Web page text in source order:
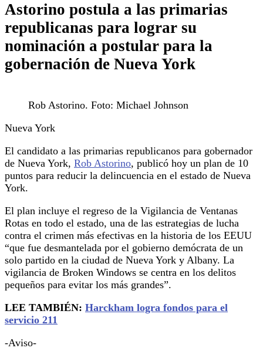
Astorino postula a las primarias
republicanas para lograr su
nominación a postular para la
gobernación de Nueva York
Rob Astorino. Foto: Michael Johnson
Nueva York
El candidato a las primarias republicanos para gobernador
de Nueva York, Rob Astorino, publicó hoy un plan de 10
puntos para reducir la delincuencia en el estado de Nueva
York.
El plan incluye el regreso de la Vigilancia de Ventanas
Rotas en todo el estado, una de las estrategias de lucha
contra el crimen más efectivas en la historia de los EEUU
“que fue desmantelada por el gobierno demócrata de un
solo partido en la ciudad de Nueva York y Albany. La
vigilancia de Broken Windows se centra en los delitos
pequeños para evitar los más grandes”.
LEE TAMBIÉN: Harckham logra fondos para el
servicio 211
-Aviso-